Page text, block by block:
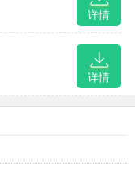
详情
详情